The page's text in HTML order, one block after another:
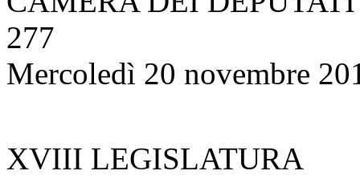
Resoconti delle Giunte e
Vai all'elenco delle sedute
Frontespizio